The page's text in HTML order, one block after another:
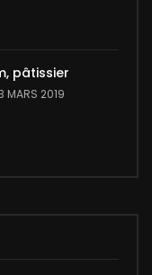
pâtissier
MARS 2019